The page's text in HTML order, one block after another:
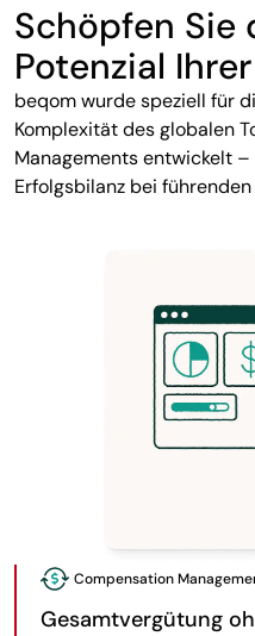
Schöpfen Sie
Potenzial
beqom wurde speziell für
Komplexität des globalen
Managements entwickelt
Erfolgsbilanz bei
Compensation
Gesamtvergütung